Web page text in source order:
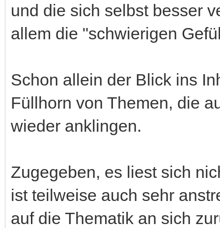
und die sich selbst besser
allem die "schwierigen
Schon allein der Blick ins
Füllhorn von Themen, die
wieder anklingen.
Zugegeben, es liest sich
ist teilweise auch sehr
auf die Thematik an sich